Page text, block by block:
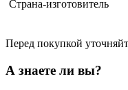
Страна-изготовитель
Перед покупкой
А знаете ли вы?